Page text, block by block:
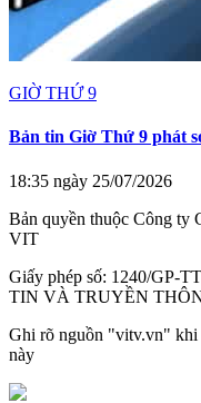
GIỜ THỨ 9
Bản tin Giờ Thứ 9 phát
18:35 ngày 25/07/2026
Bản quyền thuộc Công ty
VIT
Giấy phép số: 1240/GP-
TIN VÀ TRUYỀN
Ghi rõ nguồn "vitv.vn" khi
này